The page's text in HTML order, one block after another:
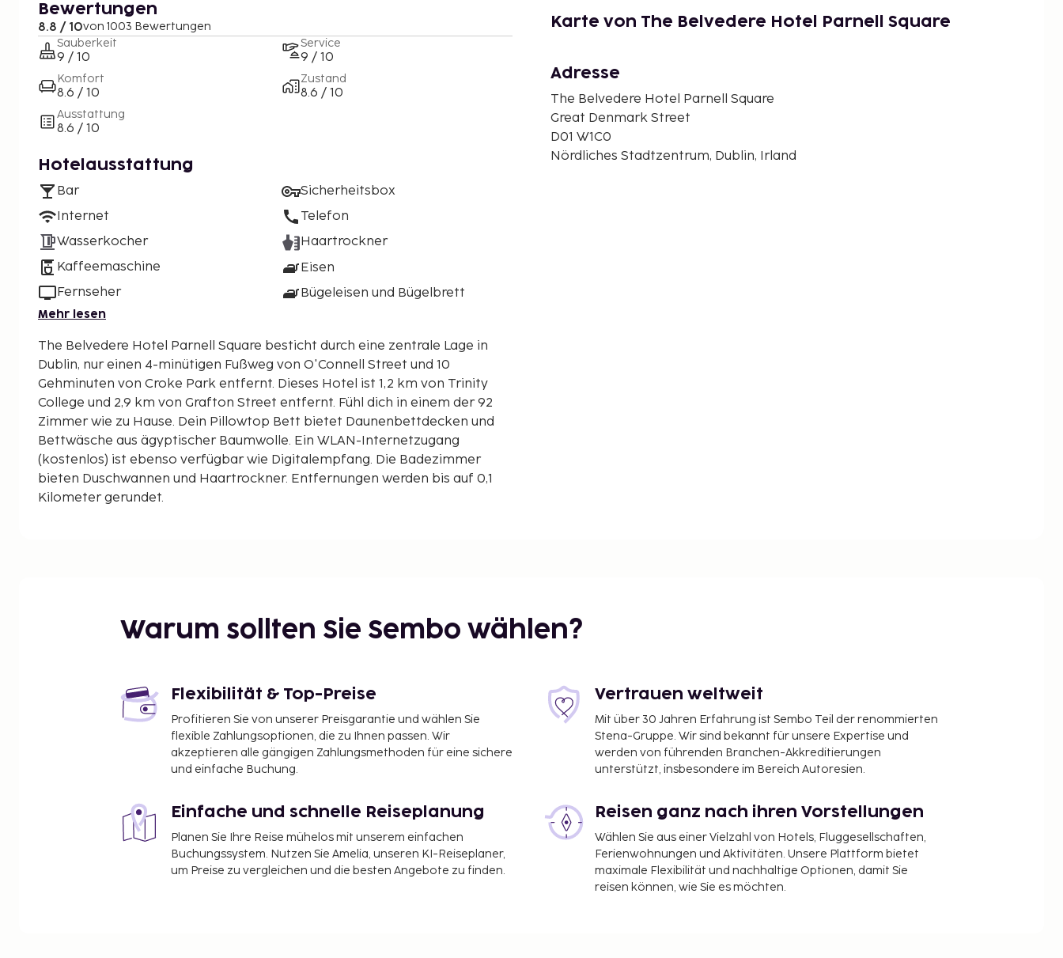
Bewertungen
8.8 / 10von 1003 Bewertungen
Sauberkeit
9 / 10
Komfort
8.6 / 10
Ausstattung
8.6 / 10
Service
9 / 10
Zustand
8.6 / 10
Hotelausstattung
Bar
Internet
Wasserkocher
Kaffeemaschine
Fernseher
Sicherheitsbox
Telefon
Haartrockner
Eisen
Bügeleisen und Bügelbrett
Mehr lesen
The Belvedere Hotel Parnell Square besticht durch eine zentrale Lage in
Dublin, nur einen 4-minütigen Fußweg von O'Connell Street und 10
Gehminuten von Croke Park entfernt. Dieses Hotel ist 1,2 km von Trinity
College und 2,9 km von Grafton Street entfernt. Fühl dich in einem der 92
Zimmer wie zu Hause. Dein Pillowtop Bett bietet Daunenbettdecken und
Bettwäsche aus ägyptischer Baumwolle. Ein WLAN-Internetzugang
(kostenlos) ist ebenso verfügbar wie Digitalempfang. Die Badezimmer
bieten Duschwannen und Haartrockner. Entfernungen werden bis auf 0,1
Kilometer gerundet.
Abbey Street – 0,9 km
The Spire – 0,9 km
Jervis Shopping Centre – 1 km
Busaras – 1,1 km
Half Penny Bridge – 1,2 km
International Financial Services Centre – The O2 – 1,2 km
Bank of Ireland – 1,3 km
Der bevorzugte Flughafen für The Belvedere Hotel Parnell Square ist
Flughafen Dublin (DUB) – 14 km
Zum Angebot gehören kostenlose Zeitungen in der Lobby, ein
Textilreinigungsservice und eine rund um die Uhr besetzte Rezeption.
Karte von The Belvedere Hotel Parnell Square
Adresse
The Belvedere Hotel Parnell Square
Great Denmark Street
D01 W1C0
Nördliches Stadtzentrum, Dublin, Irland
Warum sollten Sie Sembo wählen?
Flexibilität & Top-Preise
Profitieren Sie von unserer Preisgarantie und wählen Sie
flexible Zahlungsoptionen, die zu Ihnen passen. Wir
akzeptieren alle gängigen Zahlungsmethoden für eine sichere
und einfache Buchung.
Vertrauen weltweit
Mit über 30 Jahren Erfahrung ist Sembo Teil der renommierten
Stena-Gruppe. Wir sind bekannt für unsere Expertise und
werden von führenden Branchen-Akkreditierungen
unterstützt, insbesondere im Bereich Autoresien.
Einfache und schnelle Reiseplanung
Planen Sie Ihre Reise mühelos mit unserem einfachen
Buchungssystem. Nutzen Sie Amelia, unseren KI-Reiseplaner,
um Preise zu vergleichen und die besten Angebote zu finden.
Reisen ganz nach ihren Vorstellungen
Wählen Sie aus einer Vielzahl von Hotels, Fluggesellschaften,
Ferienwohnungen und Aktivitäten. Unsere Plattform bietet
maximale Flexibilität und nachhaltige Optionen, damit Sie
reisen können, wie Sie es möchten.